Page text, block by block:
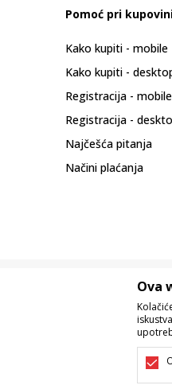
Pomoć pri
Kako kupiti - mobile
Kako kupiti -
Registracija - mobile
Registracija -
Najčešća pitanja
Načini plaćanja
Ova